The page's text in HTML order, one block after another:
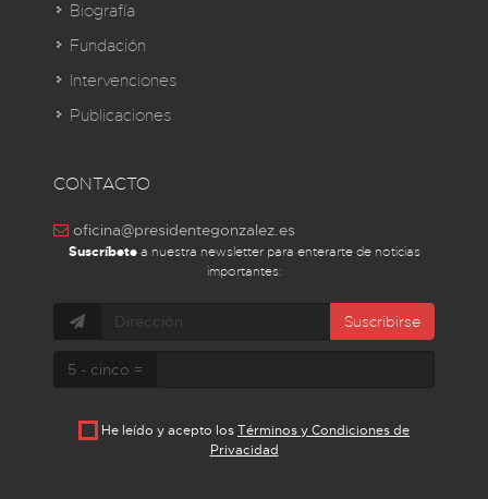
Biografía
Fundación
Intervenciones
Publicaciones
CONTACTO
oficina@presidentegonzalez.es
Suscríbetea nuestra newsletter para enterarte de noticias
importantes:
Suscribirse
5 - cinco =
He leído y acepto losTérminos y Condiciones de
Privacidad